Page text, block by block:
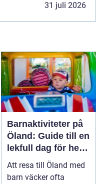
31 juli 2026
Barnaktiviteter på
Öland: Guide till en
lekfull dag för hela
familjen
Att resa till Öland med
barn väcker ofta